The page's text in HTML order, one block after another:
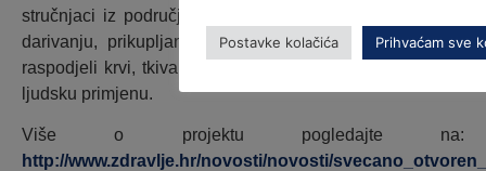
stručnjaci iz područja zdravstva koji aktivno sudjeluju u
darivanju, prikupljanju, testiranju, pripremi ili obradi te
raspodjeli krvi, tkiva i stanica tkiva ljudskog porijekla, za
ljudsku primjenu.
Više o projektu pogledajte na:
http://www.zdravlje.hr/novosti/novosti/
Postavke kolačića Prihvaćam sve